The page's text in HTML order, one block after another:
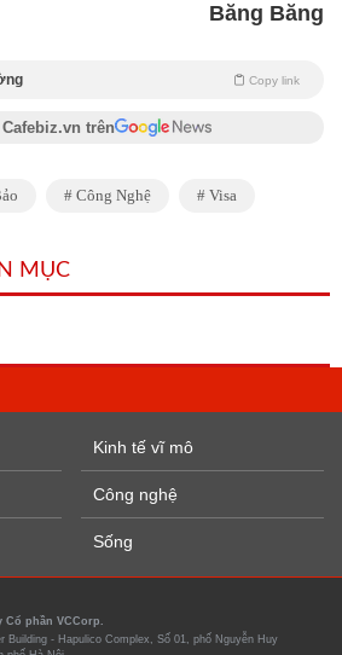
Băng Băng
Copy link
trên
Công Nghệ Visa
MỤC
Kinh tế vĩ mô
Công nghệ
Sống
Cổ phần VCCorp.
Building - Hapulico Complex, Số 01, phố Nguyễn Huy